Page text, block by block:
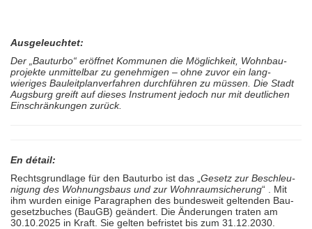
Ausgeleuchtet:
Der „Bauturbo“ eröffnet Kommunen die Möglich­keit, Wohnbau­
projekte unmittel­bar zu genehmigen – ohne zuvor ein lang­
wieriges Bau­leit­plan­verfahren durch­führen zu müssen. Die Stadt
Augsburg greift auf dieses Instrument jedoch nur mit deut­lichen
Ein­schränkungen zurück.
En détail:
Rechtsgrundlage für den Bauturbo ist das „ Gesetz zur Beschleu­
ni­gung des Wohnungs­baus und zur Wohnraum­sicherung“ . Mit
ihm wurden einige Para­graphen des bundesweit geltenden Bau­
gesetz­buches (BauGB) geändert. Die Änderungen traten am
30.10.2025 in Kraft. Sie gelten befristet bis zum 31.12.2030.